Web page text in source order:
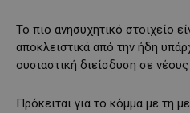
Το πιο ανησυχητικό στοιχείο
αποκλειστικά από την ήδη
ουσιαστική διείσδυση σε
Πρόκειται για το κόμμα με τη